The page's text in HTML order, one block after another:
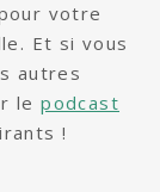
votre
Et si vous
autres
lepodcast
!